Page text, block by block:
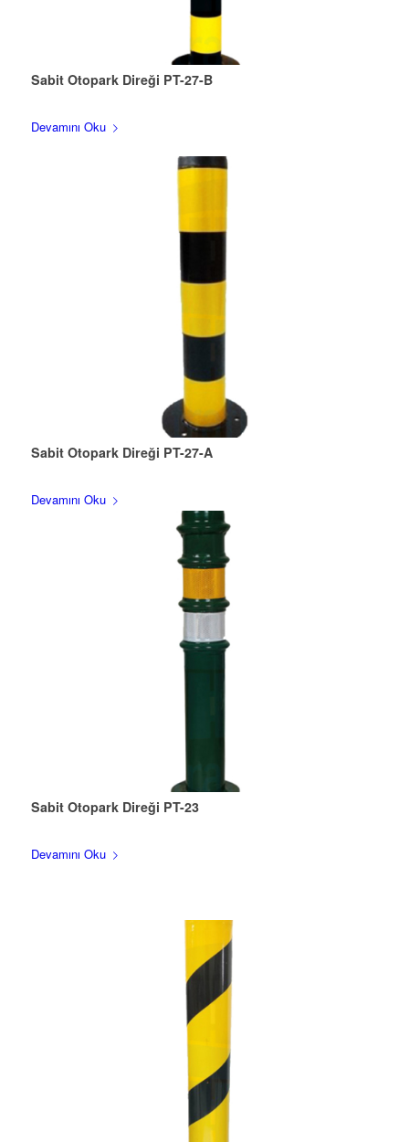
Sabit Otopark Direği PT-27-B
Devamını Oku
Sabit Otopark Direği PT-27-A
Devamını Oku
Sabit Otopark Direği PT-23
Devamını Oku